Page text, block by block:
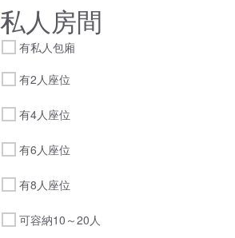
私人房間
有私人包廂
有2人座位
有4人座位
有6人座位
有8人座位
可容納10～20人